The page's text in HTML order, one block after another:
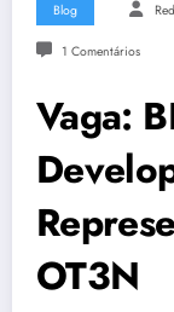
Blog
1 Comentários
Vaga:
OT3N